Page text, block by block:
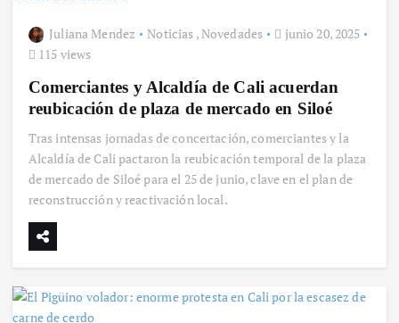
Juliana Mendez Noticias ,Novedades
junio 20, 2025
115 views
Comerciantes y Alcaldía de Cali acuerdan
reubicación de plaza de mercado en Siloé
Tras intensas jornadas de concertación, comerciantes y la
Alcaldía de Cali pactaron la reubicación temporal de la plaza
de mercado de Siloé para el 25 de junio, clave en el plan de
reconstrucción y reactivación local.